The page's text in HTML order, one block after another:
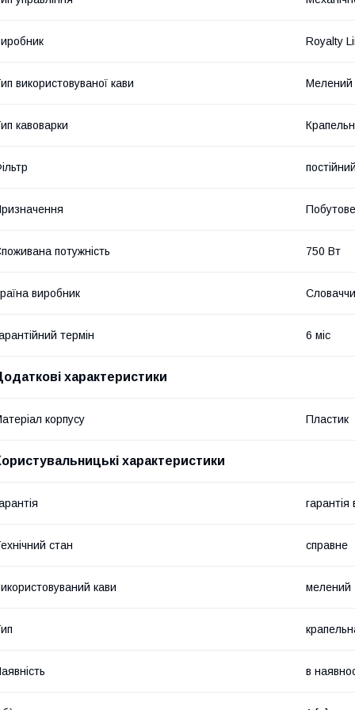
Royalty
використовуваної кави Мелений
кавоварки
Побутове
потужність 750 Вт
виробник
термін 6 міс
характеристики
корпусу Пластик
характеристики
стан справне
кави мелений
в